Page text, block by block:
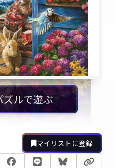
ルで遊ぶ
マイリストに登録